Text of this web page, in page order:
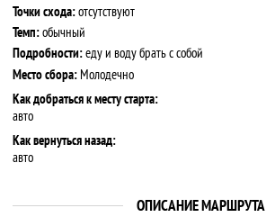
Точки схода:отсутствуют
Темп:обычный
Подробности:еду и воду брать с собой
Место сбора:Молодечно
Как добраться к месту старта:
авто
Как вернуться назад:
авто
ОПИСАНИЕ МАРШРУТА